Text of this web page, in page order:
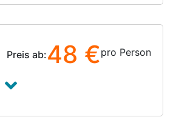
Preis ab:48 €pro Person